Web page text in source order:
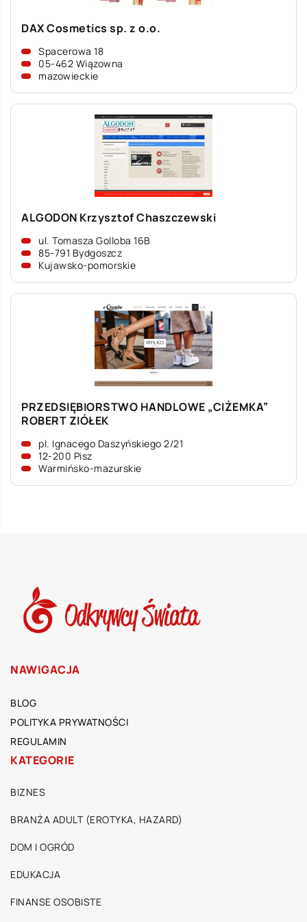
DAX Cosmetics sp. z o.o.
Spacerowa 18
05-462 Wiązowna
mazowieckie
ALGODON Krzysztof Chaszczewski
ul. Tomasza Golloba 16B
85-791 Bydgoszcz
Kujawsko-pomorskie
PRZEDSIĘBIORSTWO HANDLOWE „CIŻEMKA”
ROBERT ZIÓŁEK
pl. Ignacego Daszyńskiego 2/21
12-200 Pisz
Warmińsko-mazurskie
NAWIGACJA
BLOG
POLITYKA PRYWATNOŚCI
REGULAMIN
KATEGORIE
BIZNES
BRANŻA ADULT (EROTYKA, HAZARD)
DOM I OGRÓD
EDUKACJA
FINANSE OSOBISTE